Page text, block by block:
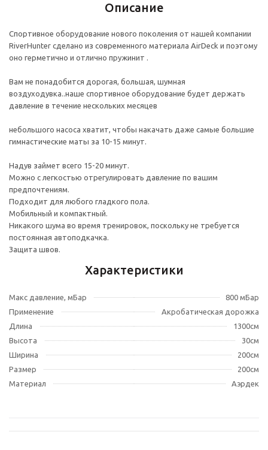
Описание
Спортивное оборудование нового поколения от нашей компании
RiverHunter сделано из современного материала AirDeck и поэтому
оно герметично и отлично пружинит .
Вам не понадобится дорогая, большая, шумная
воздуходувка..наше спортивное оборудование будет держать
давление в течение нескольких месяцев
небольшого насоса хватит, чтобы накачать даже самые большие
гимнастические маты за 10-15 минут.
Надув займет всего 15-20 минут.
Можно с легкостью отрегулировать давление по вашим
предпочтениям.
Подходит для любого гладкого пола.
Мобильный и компактный.
Никакого шума во время тренировок, поскольку не требуется
постоянная автоподкачка.
Защита швов.
Характеристики
Макс давление, мБар
800 мБар
Применение
Акробатическая дорожка
Длина
1300см
Высота
30см
Ширина
200см
Размер
200см
Материал
Аэрдек